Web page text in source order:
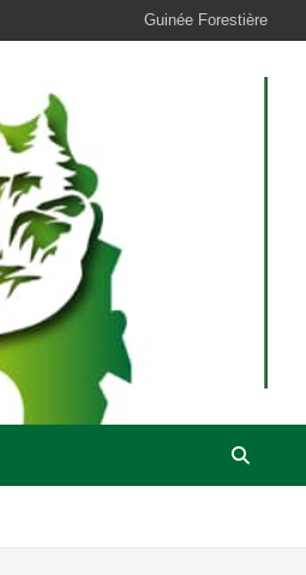
Guinée Forestière